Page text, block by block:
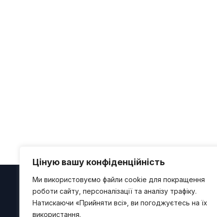
Ціную вашу конфіденційність
Ми використовуємо файли cookie для покращення
роботи сайту, персоналізації та аналізу трафіку.
Натискаючи «Прийняти всі», ви погоджуєтесь на їх
використання.
PM Skills Assessment